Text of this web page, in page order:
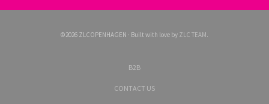
©2026 ZLCOPENHAGEN · Built with love by ZLC TEAM.
B2B
CONTACT US